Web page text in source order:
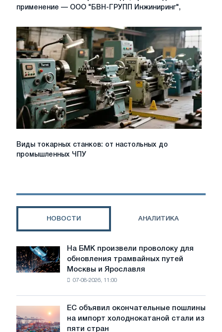
виды,
производство
и
применение
—
ООО
"БВН-
ГРУПП
Инжиниринг",
Минск,
применение — ООО "БВН-ГРУПП Инжиниринг",
Виды
токарных
до
Виды токарных станков: от настольных до
промышленных ЧПУ
НОВОСТИ АНАЛИТИКА
На
БМК
произвели
трамвайных
путей
На БМК произвели проволоку для
обновления трамвайных путей
Москвы и Ярославля
07-08-2026, 11:00
объявил
ЕС объявил окончательные пошлины
на импорт холоднокатаной стали из
пяти стран